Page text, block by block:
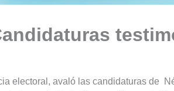
electoral, avaló las candidaturas de